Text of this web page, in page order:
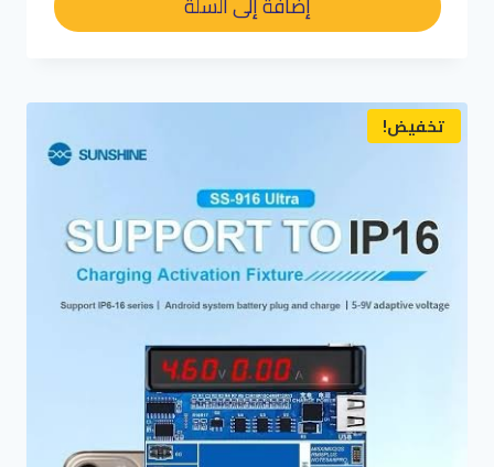
د.م. 300,00.
د.م. 220,00.
تخفيض!